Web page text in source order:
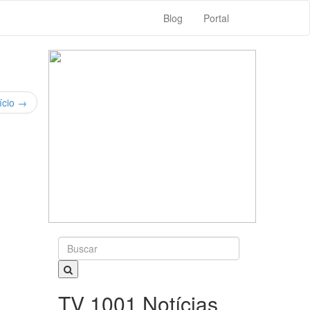
Blog Portal
→
TV 1001 Notícias